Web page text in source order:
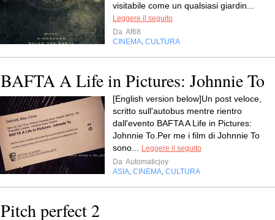
visitabile come un qualsiasi giardin...
Leggere il seguito
Da Af68
CINEMA CULTURA
BAFTA A Life in Pictures: Johnnie To
[English version below]Un post veloce,
scritto sull'autobus mentre rientro
dall'evento BAFTA A Life in Pictures:
Johnnie To.Per me i film di Johnnie To
sono...
Leggere il seguito
Da Automaticjoy
ASIA CINEMA CULTURA
Pitch perfect 2